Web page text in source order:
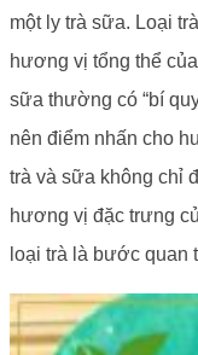
một ly trà sữa. Loại
hương vị tổng thể
sữa thường có “bí
nên điểm nhấn cho
trà và sữa không chỉ
hương vị đặc trưng
loại trà là bước quan